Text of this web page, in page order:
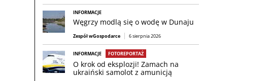
INFORMACJE
Węgrzy modlą się o wodę w Dunaju
Zespół wGospodarce 6 sierpnia 2026
INFORMACJE FOTOREPORTAŻ
O krok od eksplozji! Zamach na
ukraiński samolot z amunicją